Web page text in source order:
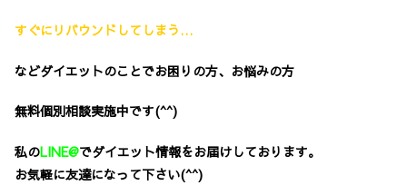
すぐにリバウンドしてしまう…
などダイエットのことでお困りの方、お悩みの方
無料個別相談実施中です(^^)
私のLINE@でダイエット情報をお届けしております。
お気軽に友達になって下さい(^^)